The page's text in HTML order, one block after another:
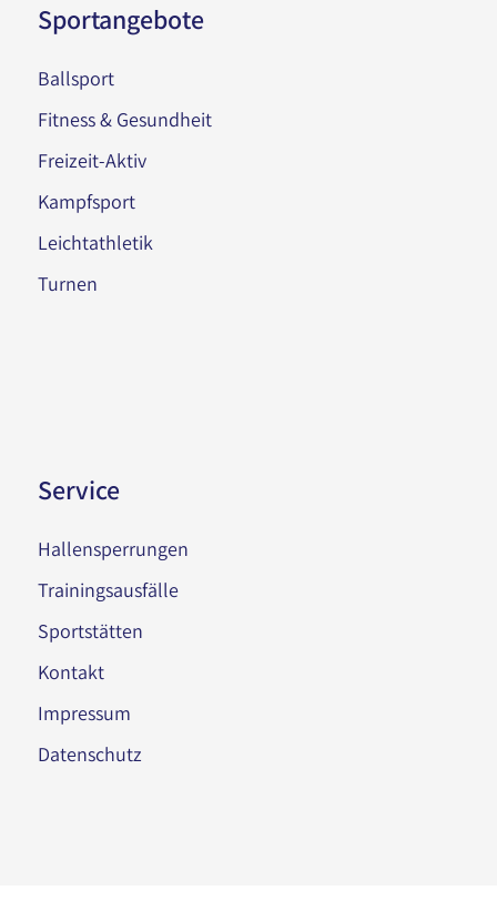
Sportangebote
Ballsport
Fitness & Gesundheit
Freizeit-Aktiv
Kampfsport
Leichtathletik
Turnen
Service
Hallensperrungen
Trainingsausfälle
Sportstätten
Kontakt
Impressum
Datenschutz